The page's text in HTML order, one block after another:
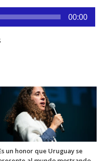
00:00
un honor que Uruguay se